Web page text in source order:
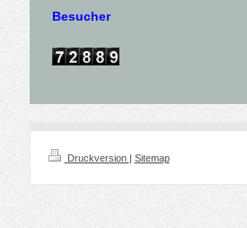
Besucher
Druckversion Sitemap